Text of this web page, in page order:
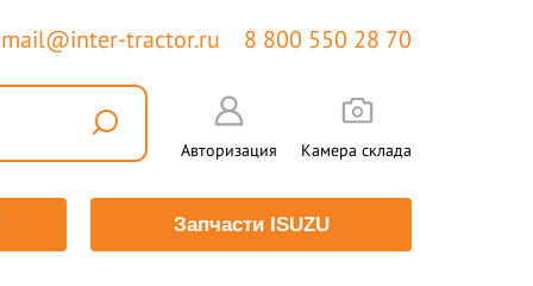
mail@inter-tractor.ru 8 800 550 28 70
Авторизация Камера склада
Запчасти ISUZU